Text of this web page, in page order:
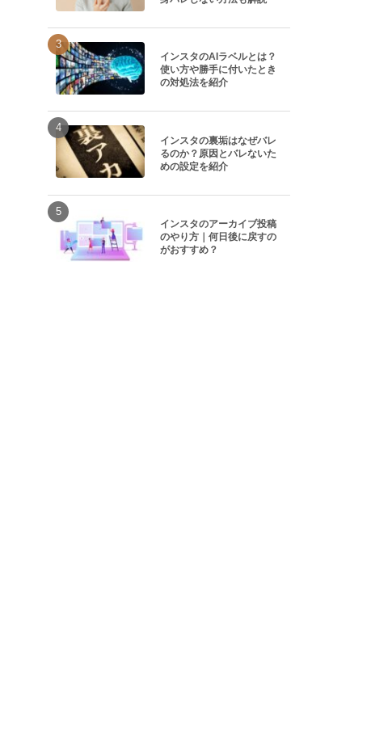
インスタのAIラベルとは？
使い方や勝手に付いたとき
の対処法を紹介
インスタの裏垢はなぜバレ
るのか？原因とバレないた
めの設定を紹介
インスタのアーカイブ投稿
のやり方｜何日後に戻すの
がおすすめ？